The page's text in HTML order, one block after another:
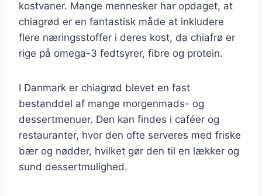
kostvaner. Mange mennesker har opdaget, at
chiagrød er en fantastisk måde at inkludere
flere næringsstoffer i deres kost, da chiafrø er
rige på omega-3 fedtsyrer, fibre og protein.
I Danmark er chiagrød blevet en fast
bestanddel af mange morgenmads- og
dessertmenuer. Den kan findes i caféer og
restauranter, hvor den ofte serveres med friske
bær og nødder, hvilket gør den til en lækker og
sund dessertmulighed.